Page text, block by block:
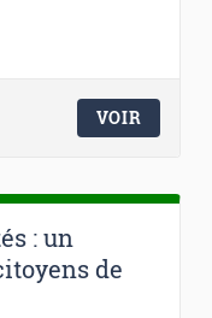
VOIR
: un
de